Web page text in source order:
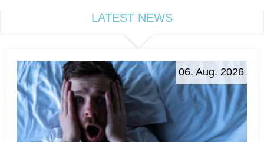
LATEST NEWS
06. Aug. 2026